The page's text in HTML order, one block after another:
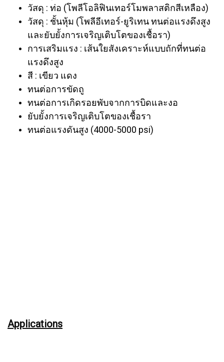
วัสดุ : ท่อ (โพลีโอลิฟินเทอร์โมพลาสติกสีเหลือง)
วัสดุ : ชั้นหุ้ม (โพลีอีเทอร์-ยูริเทน ทนต่อแรงดึงสูง
และยับยั้งการเจริญเติบโตของเชื้อรา)
การเสริมแรง : เส้นใยสังเคราะห์แบบถักที่ทนต่อ
แรงดึงสูง
สี : เขียว แดง
ทนต่อการขัดถู
ทนต่อการเกิดรอยพับจากการบิดและงอ
ยับยั้งการเจริญเติบโตของเชื้อรา
ทนต่อแรงดันสูง (4000-5000 psi)
Applications